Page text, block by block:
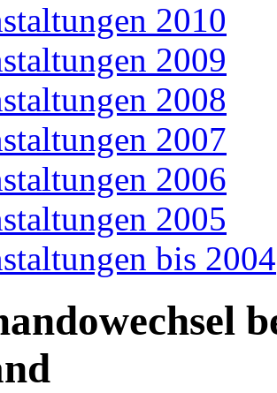
2010
2009
2008
2007
2006
2005
bis 2004